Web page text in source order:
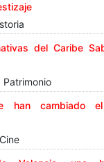
del Caribe
Patrimonio
han cambiado